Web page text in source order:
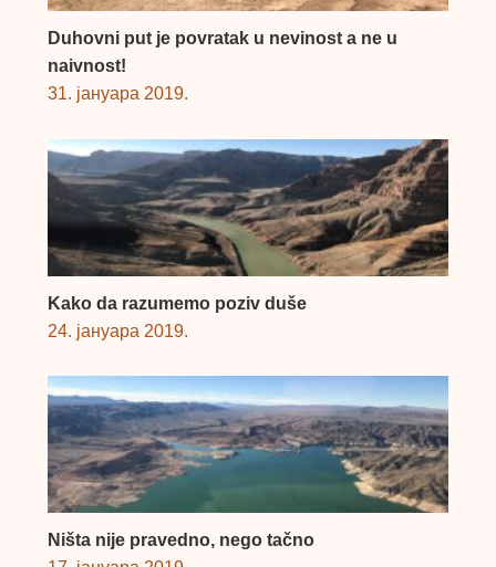
Duhovni put je povratak u nevinost a ne u
naivnost!
31. јануара 2019.
Kako da razumemo poziv duše
24. јануара 2019.
Ništa nije pravedno, nego tačno